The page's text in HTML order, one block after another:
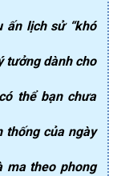
ấn lịch sử “khó
tưởng dành cho
thể bạn chưa
của ngày
theo phong